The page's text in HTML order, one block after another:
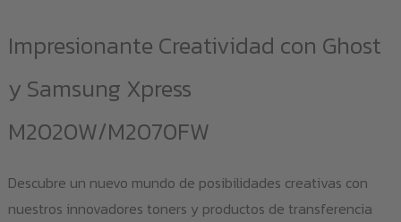
Impresionante Creatividad con Ghost
y Samsung Xpress
M2020W/M2070FW
Descubre un nuevo mundo de posibilidades creativas con
nuestros innovadores toners y productos de transferencia